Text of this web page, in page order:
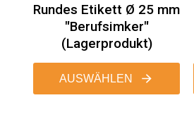
Rundes Etikett Ø 25 mm
"Berufsimker"
(Lagerprodukt)
AUSWÄHLEN